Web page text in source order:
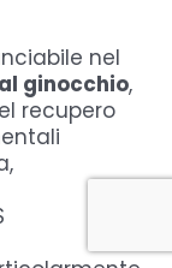
nel
ginocchio,
recupero